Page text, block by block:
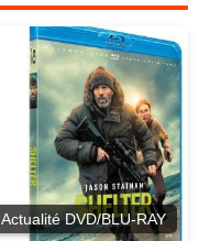
Actualité DVD/BLU-RAY